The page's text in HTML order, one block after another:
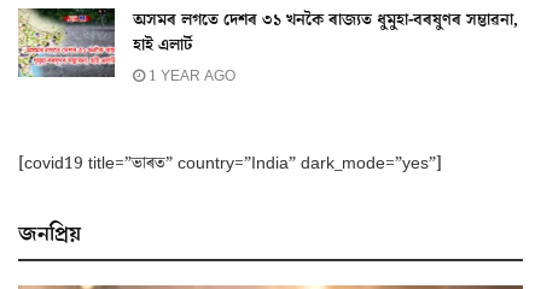
অসমৰ লগতে দেশৰ ৩১ খনকৈ ৰাজ্যত ধুমুহা-বৰষুণৰ সম্ভাৱনা,
হাই এলাৰ্ট
1 YEAR AGO
[covid19 title=”ভাৰত” country=”India” dark_mode=”yes”]
জনপ্ৰিয়